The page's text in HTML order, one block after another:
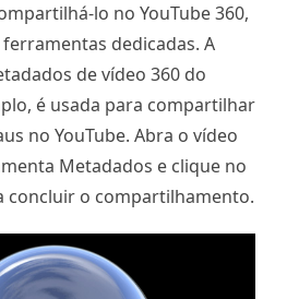
lo no YouTube 360,
dedicadas. A
de vídeo 360 do
é usada para compartilhar
no YouTube. Abra o vídeo
Metadados e clique no
concluir o compartilhamento.